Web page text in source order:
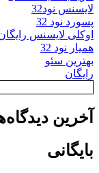
لایسنس نود32
پسورد نود 32
اوکلی لایسنس رایگان
همیار نود 32
بهترین سئو
رایگان
آخرین
بایگانی